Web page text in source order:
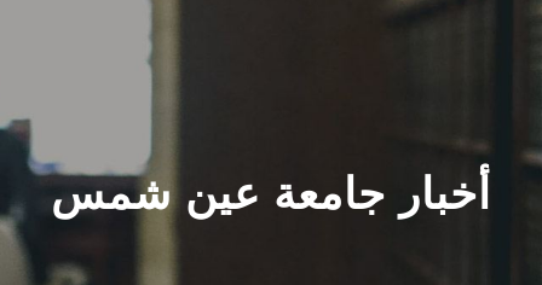
أخبار جامعة عين شمس